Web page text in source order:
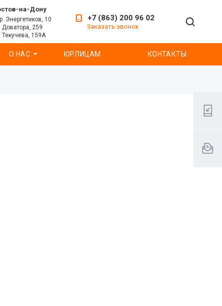
на-Дону
Энергетиков, 10
Доватора, 259
Текучева, 159А
+7 (863) 200 96 02
Заказать звонок
О НАС ЮРЛИЦАМ КОНТАКТЫ